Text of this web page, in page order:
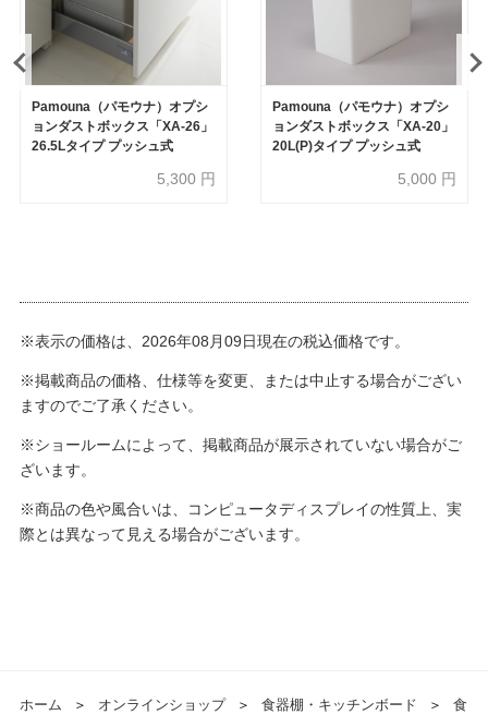
Pamouna（パモウナ）オプシ
ョンダストボックス「XA-26」
26.5Lタイプ プッシュ式
5,300 円
Pamouna（パモウナ）オプシ
ョンダストボックス「XA-20」
20L(P)タイプ プッシュ式
5,000 円
※表示の価格は、2026年08月09日現在の税込価格です。
※掲載商品の価格、仕様等を変更、または中止する場合がござい
ますのでご了承ください。
※ショールームによって、掲載商品が展示されていない場合がご
ざいます。
※商品の色や風合いは、コンピュータディスプレイの性質上、実
際とは異なって見える場合がございます。
ホーム ＞ オンラインショップ ＞ 食器棚・キッチンボード ＞
食